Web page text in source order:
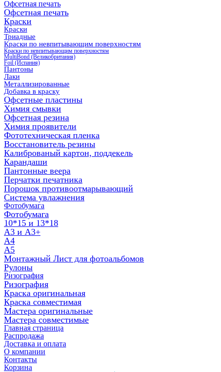
Офсетная печать
Офсетная печать
Краски
Краски
Триадные
Краски по невпитывающим поверхностям
Краски по невпитывающим поверхностям
MultiBond (Великобритания)
Foil (Испания)
Пантоны
Лаки
Металлизированные
Добавка в краску
Офсетные пластины
Химия смывки
Офсетная резина
Химия проявители
Фототехническая пленка
Восстановитель резины
Калиброваный картон, поддекель
Карандаши
Пантонные веера
Перчатки печатника
Порошок противоотмарывающий
Система увлажнения
Фотобумага
Фотобумага
10*15 и 13*18
A3 и А3+
А4
А5
Монтажный Лист для фотоальбомов
Рулоны
Ризография
Ризография
Краска оригинальная
Краска совместимая
Мастера оригинальные
Мастера совместимые
Главная страница
Распродажа
Доставка и оплата
О компании
Контакты
Корзина